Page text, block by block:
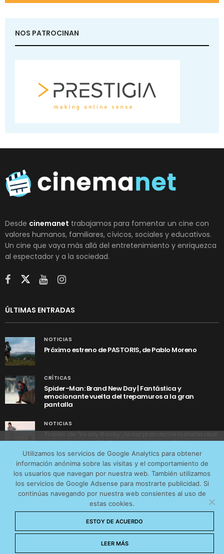
NOS PATROCINAN
Desde cinemanet trabajamos para fomentar un cine con
valores humanos, familiares, cívicos, sociales y educativos.
Un cine que vaya más allá del entretenimiento y enriquezca
al espectador y a la sociedad.
ÚLTIMAS ENTRADAS
NOTICIAS
Próximo estreno de PASTORIS, de Pablo Moreno
CRÍTICAS
Spider-Man: Brand New Day | Fantástica y
emocionante vuelta del trepamuros a la gran
pantalla
NOTICIAS
Tráiler de ‘Yo soy Rocky’, la sorprendente historia real
detrás de cómo Stallone se convirtió en Rocky
AVISO LEGAL CONTACTO
POLÍTICA DE COOKIES
POLÍTICA DE PRIVACIDAD
© 2026 CinemaNet. Designed by
Utilizamos los servicios de Google Analytics para obtener
información anónima sobre las visitas y el comportamiento de
los usuarios que navegan por nuestra web. También utilizamos
los servicios de Google Adsense para mostrarte publicidad. Si
continúas navegando por nuestra web consientes al uso de
estas cookies.
ESTOY DE ACUERDO
LEER MÁS
tráfico web que recibimos y conocer los servicios que
más os interesan. Puede cambiar las preferencias y
obtener más información sobre las cookies que
utilizamos en nuestra Política de cookies
Aceptar cookies
No permitir cookies